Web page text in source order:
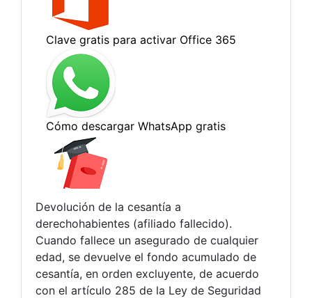
Devolución de la cesantía a
derechohabientes (afiliado fallecido).
Cuando fallece un asegurado de cualquier
edad, se devuelve el fondo acumulado de
cesantía, en orden excluyente, de acuerdo
con el artículo 285 de la Ley de Seguridad